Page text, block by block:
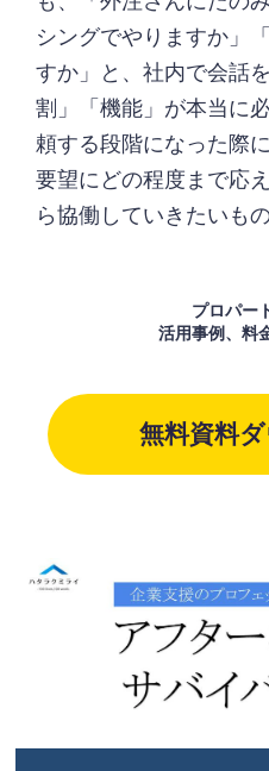
シングでやりますか」
すか」と、社内で会話
割」「機能」が本当に
頼する段階になった際
要望にどの程度まで応
ら協働していきたいも
プロパー
活用事例、料
無料資料